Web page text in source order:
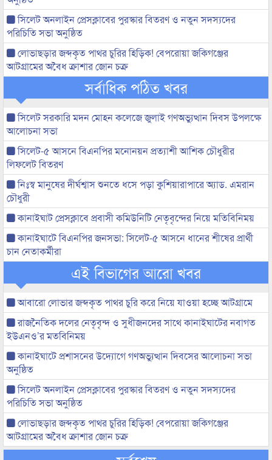
সিলেট অনলাইন প্রেসক্লাবের পুরস্কার বিতরণ ও নতুন সদস্যদের
পরিচিতি সভা অনুষ্ঠিত
লোভাছড়ার জব্দকৃত পাথর চুরির হিড়িক! বেপরোয়া জকিগঞ্জের
আটগ্রামের অবৈধ ক্রাশার জোন চক্র
সর্বাধিক পঠিত খবর
সিলেট সরকারি মদন মোহন কলেজে জুলাই গণঅভ্যুত্থান দিবস উপলক্ষে
আলোচনা সভা
সিলেট-৫ আসনে বিএনপির মনোনয়ন প্রত্যাশী আশিক চৌধুরীর
লিফলেট বিতরণ
নিঃস্ব মানুষের দীর্ঘশ্বাস শুনতে ধসে পড়া কুশিয়ারাপারে অ্যাড. এমরান
চৌধুরী
কানাইঘাট প্রেসক্লাবে প্রবাসী কমিউনিটি নেতৃবৃন্দের নিয়ে মতিবিনিময়
কানাইঘাটে বিএনপির জনসভা: সিলেট-৫ আসনে ধানের শীষের প্রার্থী
চান নেতাকর্মীরা
এই বিভাগের আরো খবর
আবারো লোভার জব্দকৃত পাথর চুরি করে নিয়ে যাওয়া হচ্ছে আটগ্রামে
রাজনৈতিক দলের নেতৃবৃন্দ ও সুধীজনদের সাথে কানাইঘাটের নবাগত
ইউএনও’র মতবিনিময়
কানাইঘাটে প্রশাসনের উদ্যোগে গণঅভ্যুত্থান দিবসের আলোচনা সভা
অনুষ্ঠিত
সিলেট অনলাইন প্রেসক্লাবের পুরস্কার বিতরণ ও নতুন সদস্যদের
পরিচিতি সভা অনুষ্ঠিত
লোভাছড়ার জব্দকৃত পাথর চুরির হিড়িক! বেপরোয়া জকিগঞ্জের
আটগ্রামের অবৈধ ক্রাশার জোন চক্র